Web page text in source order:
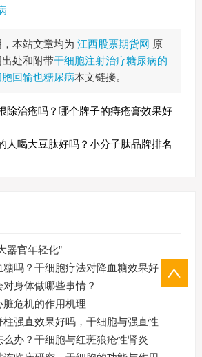
本站文章均为 江西股票期货网 原
处和附带干细胞注射治疗糖尿病的
回输也糖尿病本文链接。
除治疮吗？哪个牌子的痔疮膏效果好
人喝大豆肽好吗？小分子肽品牌排名
器官年轻化”
吗？干细胞疗法对降血糖效果好
身体做哪些事情？
危机的作用机理
强直效果好吗，干细胞与强直性
办？干细胞与红斑狼疮性肾炎